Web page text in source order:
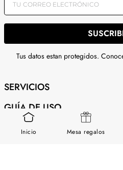
Inicio Mesa regalos
Tus datos estan protegidos.
SERVICIOS
GUÍA DE USO
SOBRE NOSOTROS